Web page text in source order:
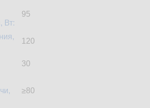
Вт:
95
120
30
≥80